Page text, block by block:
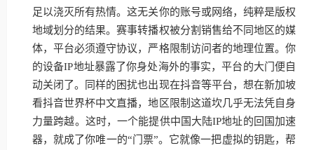
足以浇灭所有热情。这无关你的账号或网络，纯粹是版权
地域划分的结果。赛事转播权被分割销售给不同地区的媒
体，平台必须遵守协议，严格限制访问者的地理位置。你
的设备IP地址暴露了你身处海外的事实，平台的大门便自
动关闭了。同样的困扰也出现在抖音等平台，想在新加坡
看抖音世界杯中文直播，地区限制这道坎几乎无法凭自身
力量跨越。这时，一个能提供中国大陆IP地址的回国加速
器，就成了你唯一的“门票”。它就像一把虚拟的钥匙，帮